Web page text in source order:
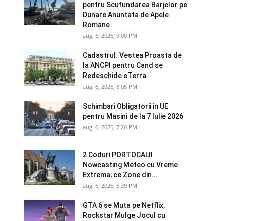
pentru Scufundarea Barjelor pe
Dunare Anuntata de Apele
Romane
aug. 6, 2026, 9:00 PM
Cadastrul: Vestea Proasta de
la ANCPI pentru Cand se
Redeschide eTerra
aug. 6, 2026, 8:05 PM
Schimbari Obligatorii in UE
pentru Masini de la 7 Iulie 2026
aug. 6, 2026, 7:20 PM
2 Coduri PORTOCALII
Nowcasting Meteo cu Vreme
Extrema, ce Zone din...
aug. 6, 2026, 6:30 PM
GTA 6 se Muta pe Netflix,
Rockstar Mulge Jocul cu